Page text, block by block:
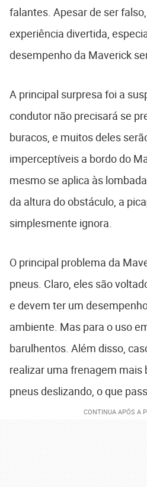
falantes. Apesar de ser
experiência divertida,
desempenho da Maverick
A principal surpresa foi a
condutor não precisará se
buracos, e muitos deles
imperceptíveis a bordo do
mesmo se aplica às
da altura do obstáculo, a
simplesmente ignora.
O principal problema da
pneus. Claro, eles são
e devem ter um
ambiente. Mas para o uso
barulhentos. Além disso,
realizar uma frenagem mais
pneus deslizando, o que